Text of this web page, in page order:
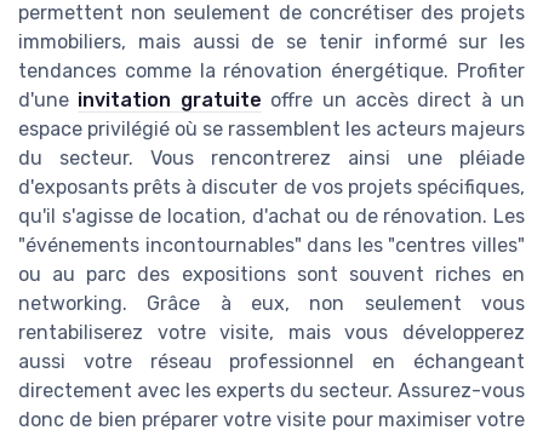
permettent non seulement de concrétiser des projets
immobiliers, mais aussi de se tenir informé sur les
tendances comme la rénovation énergétique. Profiter
d'une invitation gratuite offre un accès direct à un
espace privilégié où se rassemblent les acteurs majeurs
du secteur. Vous rencontrerez ainsi une pléiade
d'exposants prêts à discuter de vos projets spécifiques,
qu'il s'agisse de location, d'achat ou de rénovation. Les
"événements incontournables" dans les "centres villes"
ou au parc des expositions sont souvent riches en
networking. Grâce à eux, non seulement vous
rentabiliserez votre visite, mais vous développerez
aussi votre réseau professionnel en échangeant
directement avec les experts du secteur. Assurez-vous
donc de bien préparer votre visite pour maximiser votre